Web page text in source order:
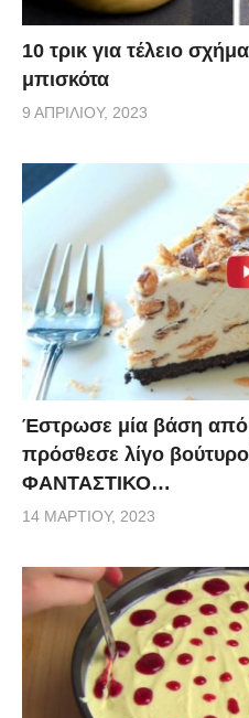
10 τρικ για τέλειο
μπισκότα
9 ΑΠΡΙΛΊΟΥ, 2023
Έστρωσε μία βάση από
πρόσθεσε λίγο
ΦΑΝΤΑΣΤΙΚΟ…
14 ΜΑΡΤΊΟΥ, 2023